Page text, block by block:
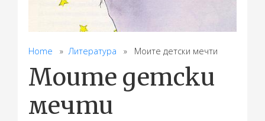
Home »Литература » Моите детски мечти
Моите детски
мечти